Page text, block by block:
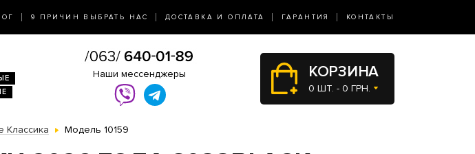
9 ПРИЧИН ВЫБРАТЬ НАС ДОСТАВКА И ОПЛАТА ГАРАНТИЯ КОНТАКТЫ
Наши мессенджеры КОРЗИНА
0 ШТ. - 0 ГРН.
Классика Модель 10159